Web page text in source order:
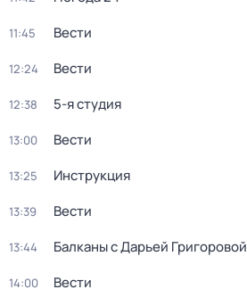
11:45 Вести
12:24 Вести
12:38 5-я студия
13:00 Вести
13:25 Инструкция
13:39 Вести
13:44 Балканы с Дарьей Григоровой
14:00 Вести